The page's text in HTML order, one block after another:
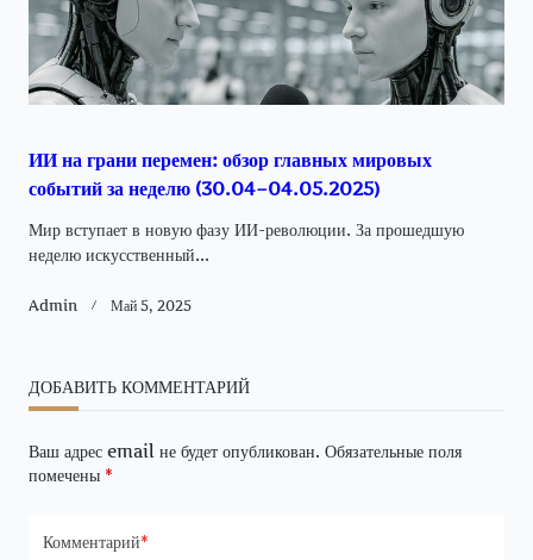
ИИ на грани перемен: обзор главных мировых
событий за неделю (30.04–04.05.2025)
Мир вступает в новую фазу ИИ-революции. За прошедшую
неделю искусственный...
Admin Май 5, 2025
ДОБАВИТЬ КОММЕНТАРИЙ
Ваш адрес email не будет опубликован. Обязательные поля
помечены *
Комментарий*